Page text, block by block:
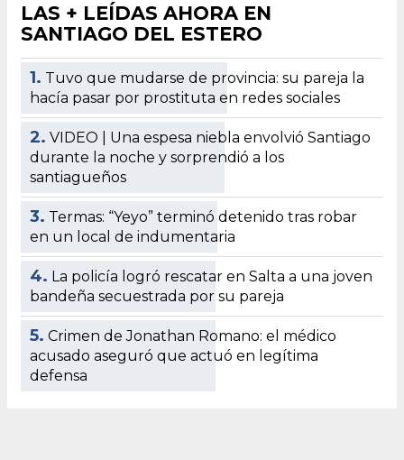
LAS + LEÍDAS AHORA EN
SANTIAGO DEL ESTERO
1. Tuvo que mudarse de provincia: su pareja la
hacía pasar por prostituta en redes sociales
2. VIDEO | Una espesa niebla envolvió Santiago
durante la noche y sorprendió a los
santiagueños
3. Termas: “Yeyo” terminó detenido tras robar
en un local de indumentaria
4. La policía logró rescatar en Salta a una joven
bandeña secuestrada por su pareja
5. Crimen de Jonathan Romano: el médico
acusado aseguró que actuó en legítima
defensa